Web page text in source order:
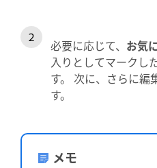
必要に応じて、 お気
入りとしてマークし
す。 次に、さらに編
す。
メモ